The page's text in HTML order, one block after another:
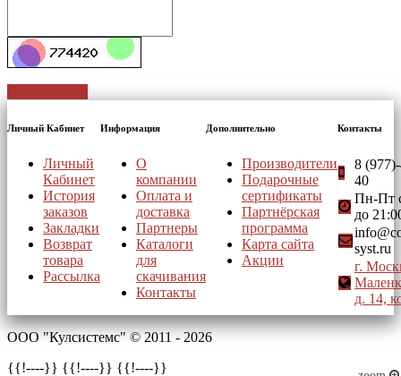
Личный Кабинет
Личный
Кабинет
История
заказов
Закладки
Возврат
товара
Рассылка
Информация
О
компании
Оплата и
доставка
Партнеры
Каталоги
для
скачивания
Контакты
Дополнительно
Производители
Подарочные
сертификаты
Партнёрская
программа
Карта сайта
Акции
Контакты
8
40
Пн-Пт
до
syst.ru
г.
д. 14,
ООО "Кулсистемс" © 2011 - 2026
{{!----}} {{!----}} {{!----}}